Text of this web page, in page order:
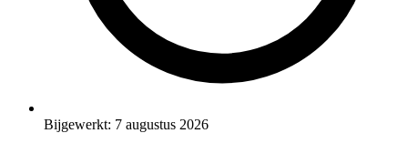
Bijgewerkt: 7 augustus 2026